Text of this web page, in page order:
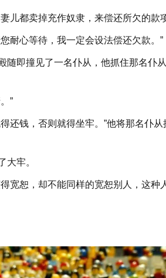
儿都卖掉充作奴隶，来偿还所欠的款
耐心等待，我一定会设法偿还欠款。”
随即撞见了一名仆从，他抓住那名仆
”
还钱，否则就得坐牢。”他将那名仆从
大牢。
宽恕，却不能同样的宽恕别人，这种